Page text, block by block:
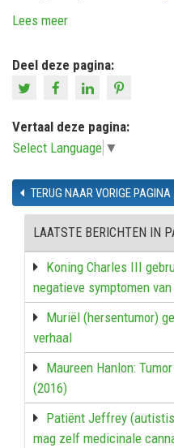
Lees meer
Deel deze pagina:
Vertaal deze pagina:
Select Language ▼
TERUG NAAR VORIGE PAGINA
LAATSTE BERICHTEN IN
Koning Charles III
negatieve symptomen
Muriël (hersentumor)
verhaal
Maureen Hanlon:
(2016)
Patiënt Jeffrey
mag zelf medicinale